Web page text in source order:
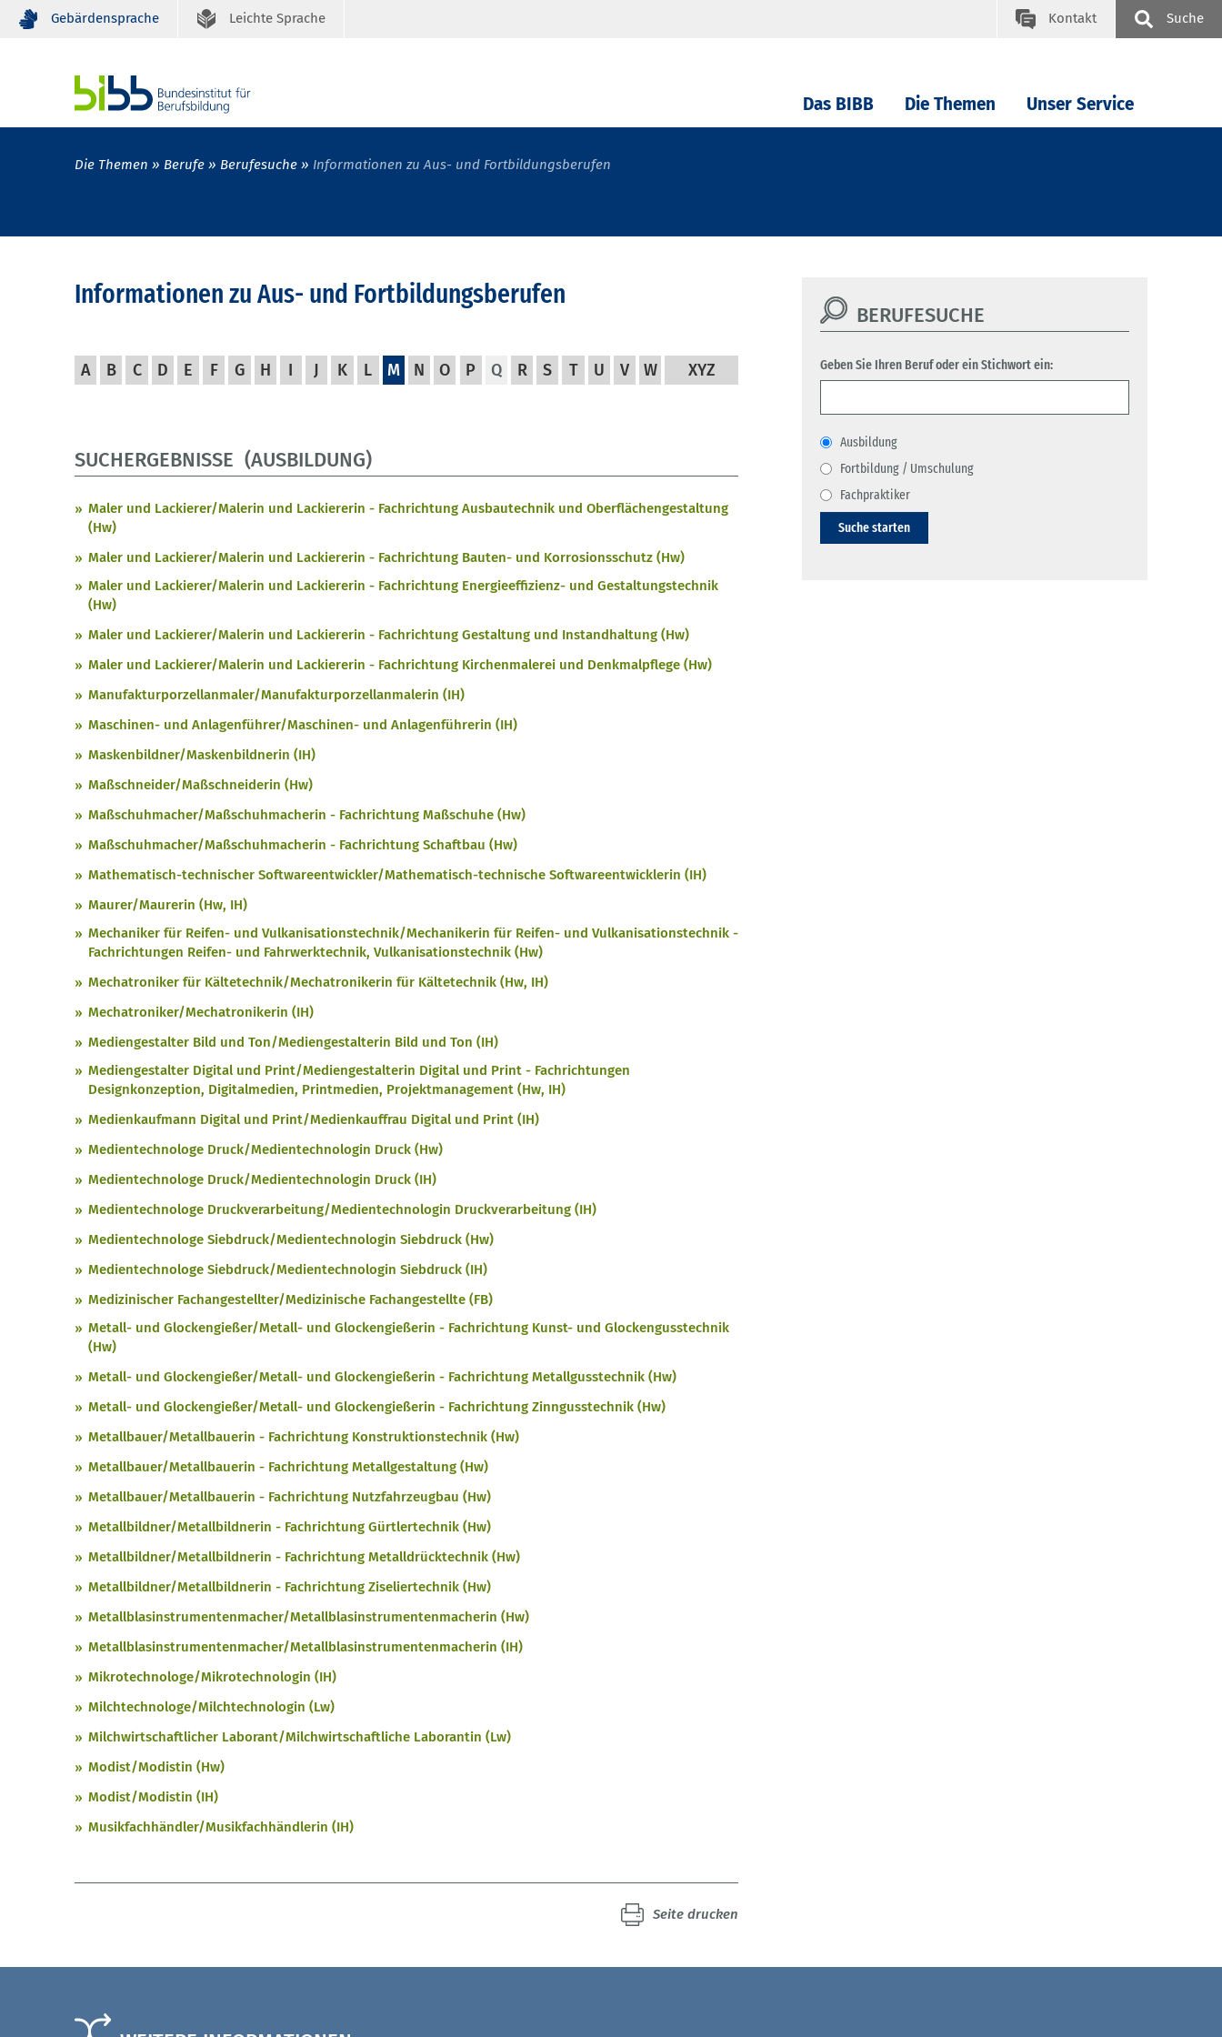
Gebärdensprache Leichte Sprache Kontakt Suche
Das BIBB Die Themen Unser Service
Die Themen Berufe Berufesuche Informationen zu Aus- und Fortbildungsberufen
Informationen zu Aus- und Fortbildungsberufen
A B C D E F G H I J K L M N O P Q R S T U V W XYZ
SUCHERGEBNISSE (AUSBILDUNG)
Maler und Lackierer/Malerin und Lackiererin - Fachrichtung Ausbautechnik und Oberflächengestaltung
(Hw)
Maler und Lackierer/Malerin und Lackiererin - Fachrichtung Bauten- und Korrosionsschutz (Hw)
Maler und Lackierer/Malerin und Lackiererin - Fachrichtung Energieeffizienz- und Gestaltungstechnik
(Hw)
Maler und Lackierer/Malerin und Lackiererin - Fachrichtung Gestaltung und Instandhaltung (Hw)
Maler und Lackierer/Malerin und Lackiererin - Fachrichtung Kirchenmalerei und Denkmalpflege (Hw)
Manufakturporzellanmaler/Manufakturporzellanmalerin (IH)
Maschinen- und Anlagenführer/Maschinen- und Anlagenführerin (IH)
Maskenbildner/Maskenbildnerin (IH)
Maßschneider/Maßschneiderin (Hw)
Maßschuhmacher/Maßschuhmacherin - Fachrichtung Maßschuhe (Hw)
Maßschuhmacher/Maßschuhmacherin - Fachrichtung Schaftbau (Hw)
Mathematisch-technischer Softwareentwickler/Mathematisch-technische Softwareentwicklerin (IH)
Maurer/Maurerin (Hw, IH)
Mechaniker für Reifen- und Vulkanisationstechnik/Mechanikerin für Reifen- und Vulkanisationstechnik -
Fachrichtungen Reifen- und Fahrwerktechnik, Vulkanisationstechnik (Hw)
Mechatroniker für Kältetechnik/Mechatronikerin für Kältetechnik (Hw, IH)
Mechatroniker/Mechatronikerin (IH)
Mediengestalter Bild und Ton/Mediengestalterin Bild und Ton (IH)
Mediengestalter Digital und Print/Mediengestalterin Digital und Print - Fachrichtungen
Designkonzeption, Digitalmedien, Printmedien, Projektmanagement (Hw, IH)
Medienkaufmann Digital und Print/Medienkauffrau Digital und Print (IH)
Medientechnologe Druck/Medientechnologin Druck (Hw)
Medientechnologe Druck/Medientechnologin Druck (IH)
Medientechnologe Druckverarbeitung/Medientechnologin Druckverarbeitung (IH)
Medientechnologe Siebdruck/Medientechnologin Siebdruck (Hw)
Medientechnologe Siebdruck/Medientechnologin Siebdruck (IH)
Medizinischer Fachangestellter/Medizinische Fachangestellte (FB)
Metall- und Glockengießer/Metall- und Glockengießerin - Fachrichtung Kunst- und Glockengusstechnik
(Hw)
Metall- und Glockengießer/Metall- und Glockengießerin - Fachrichtung Metallgusstechnik (Hw)
Metall- und Glockengießer/Metall- und Glockengießerin - Fachrichtung Zinngusstechnik (Hw)
Metallbauer/Metallbauerin - Fachrichtung Konstruktionstechnik (Hw)
Metallbauer/Metallbauerin - Fachrichtung Metallgestaltung (Hw)
Metallbauer/Metallbauerin - Fachrichtung Nutzfahrzeugbau (Hw)
Metallbildner/Metallbildnerin - Fachrichtung Gürtlertechnik (Hw)
Metallbildner/Metallbildnerin - Fachrichtung Metalldrücktechnik (Hw)
Metallbildner/Metallbildnerin - Fachrichtung Ziseliertechnik (Hw)
Metallblasinstrumentenmacher/Metallblasinstrumentenmacherin (Hw)
Metallblasinstrumentenmacher/Metallblasinstrumentenmacherin (IH)
Mikrotechnologe/Mikrotechnologin (IH)
Milchtechnologe/Milchtechnologin (Lw)
Milchwirtschaftlicher Laborant/Milchwirtschaftliche Laborantin (Lw)
Modist/Modistin (Hw)
Modist/Modistin (IH)
Musikfachhändler/Musikfachhändlerin (IH)
Seite drucken
BERUFESUCHE
Geben Sie Ihren Beruf oder ein Stichwort ein:
Ausbildung
Fortbildung / Umschulung
Fachpraktiker
Suche starten